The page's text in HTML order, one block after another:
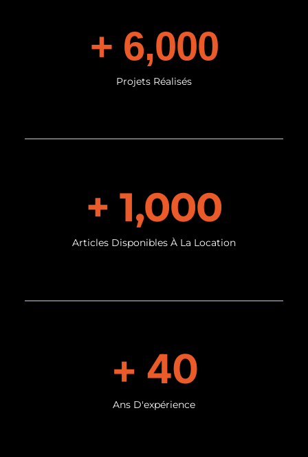
Projets Réalisés
+ 6,000
Articles Disponibles À La Location
+ 1,000
Ans D'expérience
+ 40